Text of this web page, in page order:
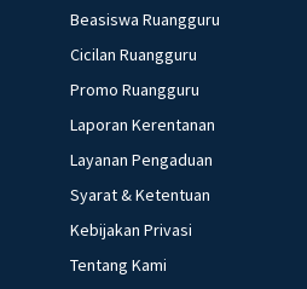
Beasiswa Ruangguru
Cicilan Ruangguru
Promo Ruangguru
Laporan Kerentanan
Layanan Pengaduan
Syarat & Ketentuan
Kebijakan Privasi
Tentang Kami